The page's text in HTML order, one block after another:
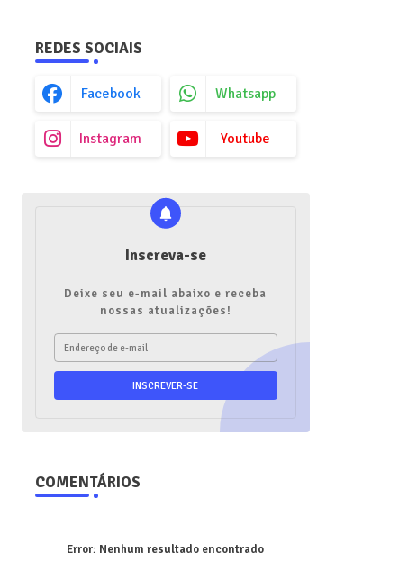
REDES SOCIAIS
Facebook Whatsapp
Instagram Youtube
Inscreva-se
Deixe seu e-mail abaixo e receba
nossas atualizações!
COMENTÁRIOS
Error: Nenhum resultado encontrado